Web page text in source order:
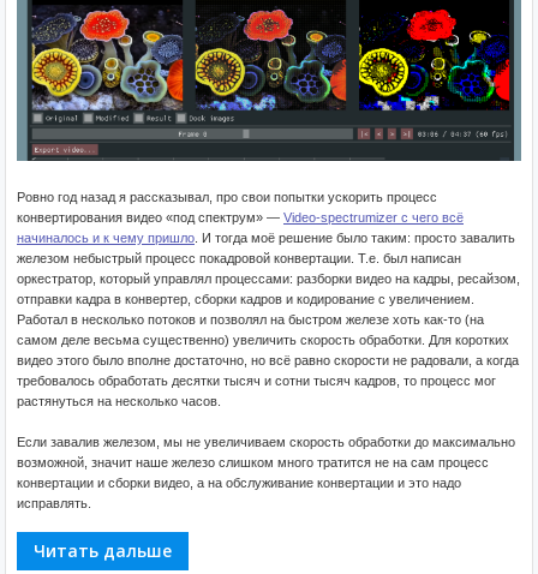
Ровно год назад я рассказывал, про свои попытки ускорить процесс
конвертирования видео «под спектрум» — Video-spectrumizer с чего всё
начиналось и к чему пришло. И тогда моё решение было таким: просто завалить
железом небыстрый процесс покадровой конвертации. Т.е. был написан
оркестратор, который управлял процессами: разборки видео на кадры, ресайзом,
отправки кадра в конвертер, сборки кадров и кодирование с увеличением.
Работал в несколько потоков и позволял на быстром железе хоть как-то (на
самом деле весьма существенно) увеличить скорость обработки. Для коротких
видео этого было вполне достаточно, но всё равно скорости не радовали, а когда
требовалось обработать десятки тысяч и сотни тысяч кадров, то процесс мог
растянуться на несколько часов.
Если завалив железом, мы не увеличиваем скорость обработки до максимально
возможной, значит наше железо слишком много тратится не на сам процесс
конвертации и сборки видео, а на обслуживание конвертации и это надо
исправлять.
Читать дальше